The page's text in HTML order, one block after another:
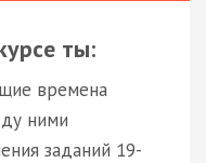
ты:
времена
ними
заданий 19-